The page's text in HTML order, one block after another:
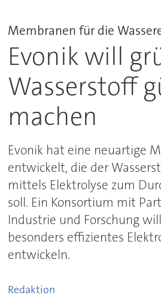
Membranen für die
Evonik will
Wasserstoff
machen
Evonik hat eine neuartige
entwickelt, die der
mittels Elektrolyse zum
soll. Ein Konsortium mit
Industrie und Forschung
besonders effizientes
entwickeln.
Redaktion